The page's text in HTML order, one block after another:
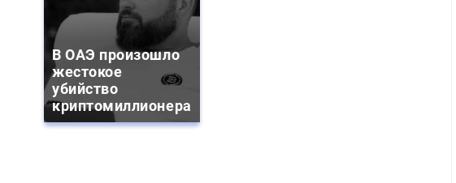
В ОАЭ произошло
жестокое
убийство
криптомиллионера